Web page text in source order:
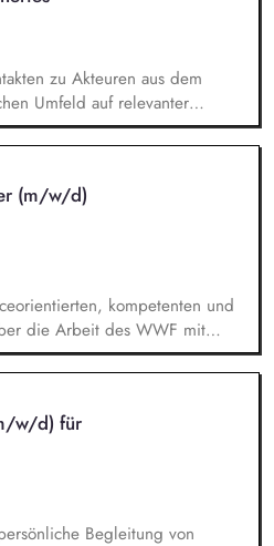
das Projektvolumen in Höhe
Akquise von Fördermitteln
gegenüber der Amtsleitung
Steuerung und
und Projektvorschlägen mit
anderen städtischen und
zu Akteuren aus dem
Umfeld auf relevanter
BALTFISH/HELCOM-Umfeld,
anderen Umweltverbänden,
und kompetente
zur Neuausrichtung
und Ostsee, sowie zur
an der Erstellung und
Positions- und
Strategiepapieren,
(m/w/d)
kompetenten und
die Arbeit des WWF mit
Unterstützer:innen sowie
und telefonische Beantwortung
Anfragen über die WWF-
und Verwaltung der
mit anderen Teams
Versand von
Peer-Aktionen. Individuelle,
Begrüßung und Bedankung
w/d) für
Begleitung von